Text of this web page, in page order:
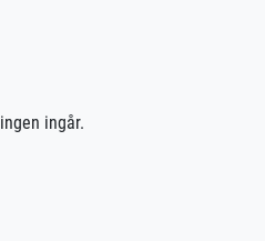
ingår.
utbildningen läggas upp